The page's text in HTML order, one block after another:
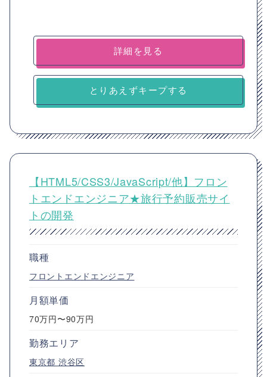
詳細を見る
とりあえずキープする
【HTML5/CSS3/JavaScript/他】フロン
トエンドエンジニア★旅行予約販売サイ
トの開発
職種
フロントエンドエンジニア
月額単価
70万円〜90万円
勤務エリア
東京都 渋谷区